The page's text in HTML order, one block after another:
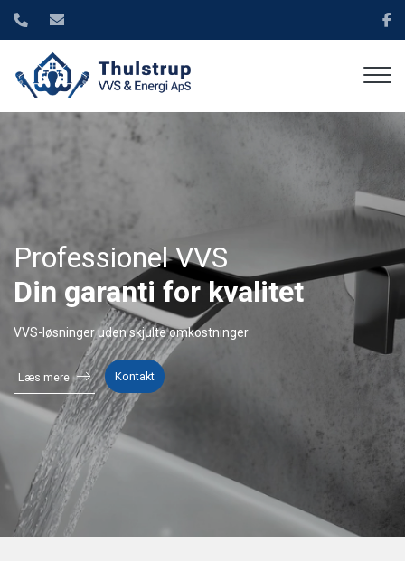
Gå
hovedindhold
Professionel VVS
Din garanti for kvalitet
VVS-løsninger uden skjulte omkostninger
Læs mere Kontakt